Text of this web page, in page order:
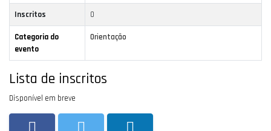
Inscritos 0
Categoria do
evento
Orientação
Lista de inscritos
Disponível em breve